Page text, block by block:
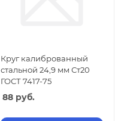
Круг калиброванный
стальной 24,9 мм Ст20
ГОСТ 7417-75
88 руб.